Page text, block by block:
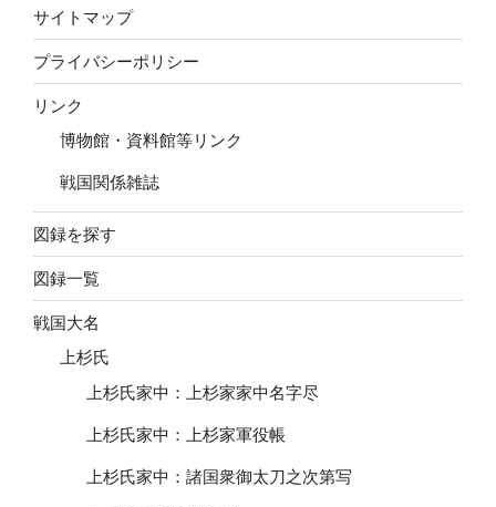
サイトマップ
プライバシーポリシー
リンク
博物館・資料館等リンク
戦国関係雑誌
図録を探す
図録一覧
戦国大名
上杉氏
上杉氏家中：上杉家家中名字尽
上杉氏家中：上杉家軍役帳
上杉氏家中：諸国衆御太刀之次第写